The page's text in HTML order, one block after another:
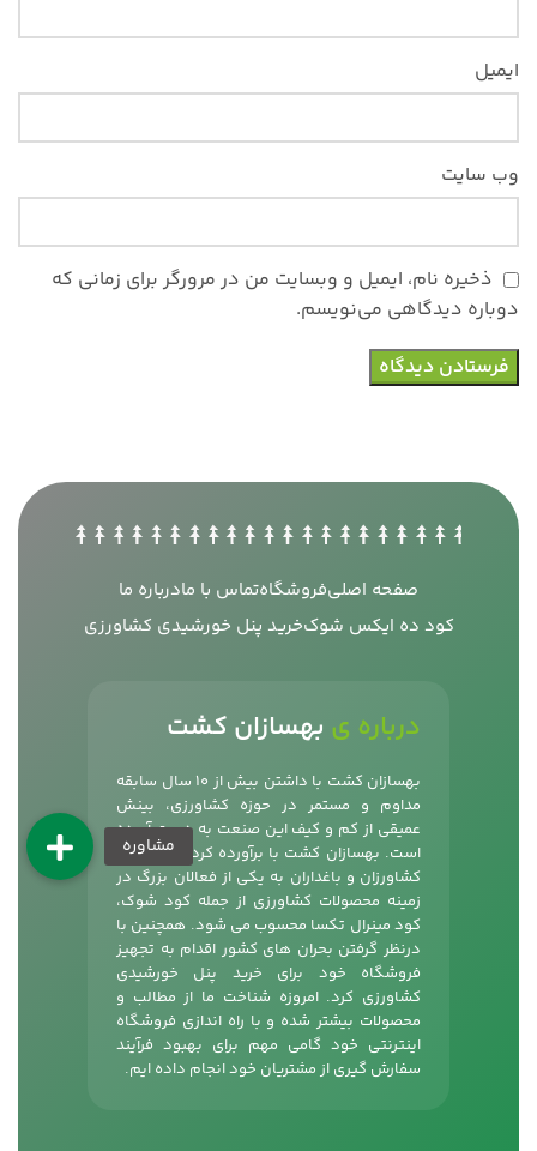
ایمیل
وب‌ سایت
ذخیره نام، ایمیل و وبسایت من در مرورگر برای زمانی که
دوباره دیدگاهی می‌نویسم.
صفحه اصلیفروشگاهتماس با مادرباره ما
کود ده ایکس شوکخرید پنل خورشیدی کشاورزی
درباره ی بهسازان کشت
بهسازان کشت با داشتن بیش از 10 سال سابقه
مداوم و مستمر در حوزه کشاورزی، بینش
عمیقی از کم و کیف این صنعت به دست آورده
است. بهسازان کشت با برآورده کردن نیاز های
کشاورزان و باغداران به یکی از فعالان بزرگ در
زمینه محصولات کشاورزی از جمله کود شوک،
کود مینرال تکسا محسوب می شود. همچنین با
درنظر گرفتن بحران های کشور اقدام به تجهیز
فروشگاه خود برای خرید پنل خورشیدی
کشاورزی کرد. امروزه شناخت ما از مطالب و
محصولات بیشتر شده و با راه اندازی فروشگاه
اینترنتی خود گامی مهم برای بهبود فرآیند
سفارش گیری از مشتریان خود انجام داده ایم.